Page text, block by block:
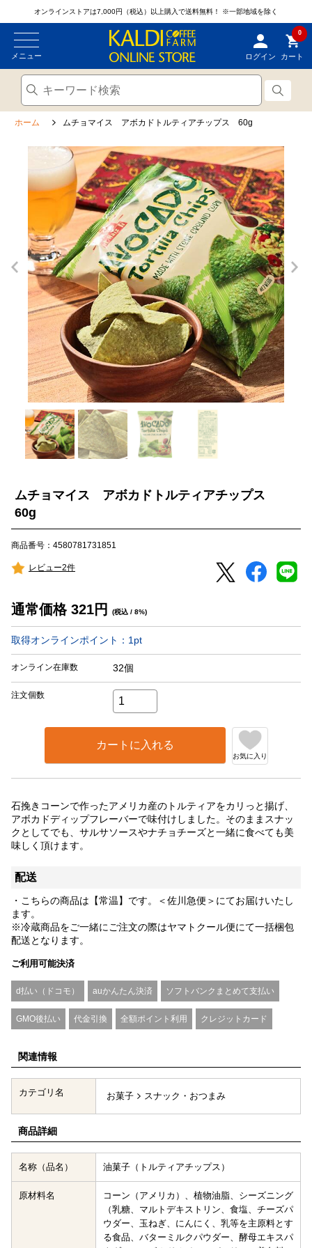
オンラインストアは7,000円（税込）以上購入で送料無料！ ※一部地域を除く
メニュー ログイン
0
カート
ホーム ムチョマイス アボカドトルティアチップス 60g
ムチョマイス アボカドトルティアチップス
60g
商品番号：4580781731851
レビュー2件
通常価格 321円 (税込 / 8%)
取得オンラインポイント： 1 pt
オンライン在庫数 32個
注文個数
カートに入れる
お気に入り
石挽きコーンで作ったアメリカ産のトルティアをカリっと揚げ、
アボカドディップフレーバーで味付けしました。そのままスナッ
クとしてでも、サルサソースやナチョチーズと一緒に食べても美
味しく頂けます。
配送
・こちらの商品は【常温】です。＜佐川急便＞にてお届けいたし
ます。
※冷蔵商品をご一緒にご注文の際はヤマトクール便にて一括梱包
配送となります。
ご利用可能決済
d払い（ドコモ） auかんたん決済 ソフトバンクまとめて支払い
GMO後払い 代金引換 全額ポイント利用 クレジットカード
関連情報
カテゴリ名 お菓子 スナック・おつまみ
商品詳細
名称（品名） 油菓子（トルティアチップス）
原材料名
コーン（アメリカ）、植物油脂、シーズニング
（乳糖、マルトデキストリン、食塩、チーズパ
ウダー、玉ねぎ、にんにく、乳等を主原料とす
る食品、バターミルクパウダー、酵母エキスパ